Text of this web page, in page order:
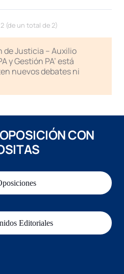
(de un total de 2)
de Justicia – Auxilio
y Gestión PA’ está
nuevos debates ni
CON
Editoriales